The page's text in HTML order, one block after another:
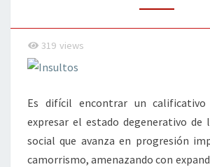
319 views
Es difícil encontrar un calificativo
expresar el estado degenerativo de
social que avanza en progresión
camorrismo, amenazando con